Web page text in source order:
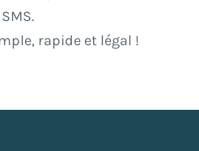
SMS.
rapide et légal !